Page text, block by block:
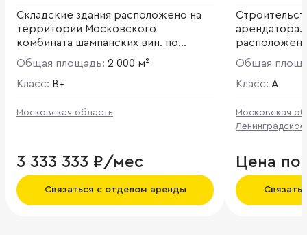
Складские здания расположено на
территории Московского
комбината шампанских вин. по
адресу: г Москва, Рябиновая ул., 44 и
имеет удобный доступ к
Мичуринскому проспекту.
расстояние до МКАД составляет
менее 1 км.
Общая площадь: 2 000 м²
Класс: B+
Московская область
3 333 333 ₽/мес
Связаться с отделом аренды
арендатора.
расположен
Общая
Класс: A
Московская
Цена по